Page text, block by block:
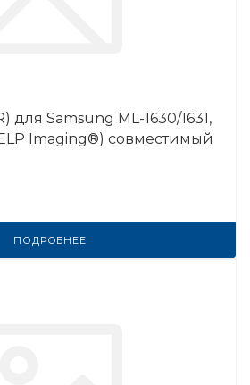
для Samsung ML-1630/1631,
Imaging®) совместимый
ПОДРОБНЕЕ